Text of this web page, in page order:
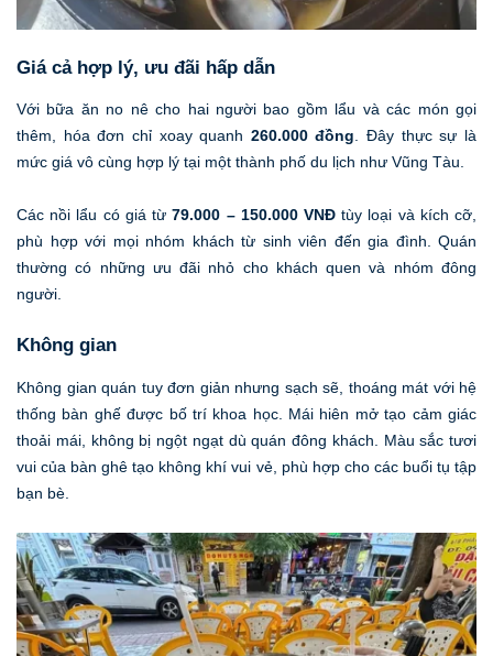
Giá cả hợp lý, ưu đãi hấp dẫn
Với bữa ăn no nê cho hai người bao gồm lẩu và các món gọi
thêm, hóa đơn chỉ xoay quanh 260.000 đồng. Đây thực sự là
mức giá vô cùng hợp lý tại một thành phố du lịch như Vũng Tàu.
Các nồi lẩu có giá từ79.000 – 150.000 VNĐtùy loại và kích cỡ,
phù hợp với mọi nhóm khách từ sinh viên đến gia đình. Quán
thường có những ưu đãi nhỏ cho khách quen và nhóm đông
người.
Không gian
Không gian quán tuy đơn giản nhưng sạch sẽ, thoáng mát với hệ
thống bàn ghế được bố trí khoa học. Mái hiên mở tạo cảm giác
thoải mái, không bị ngột ngạt dù quán đông khách. Màu sắc tươi
vui của bàn ghê tạo không khí vui vẻ, phù hợp cho các buổi tụ tập
bạn bè.